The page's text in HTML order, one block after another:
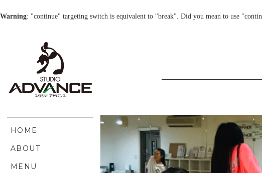
Warning: "continue" targeting switch is equivalent to "break". Did you mean to use
HOME
ABOUT
MENU